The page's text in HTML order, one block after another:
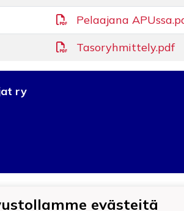
Pelaajana
Tasoryhmittely.pdf
ry
evästeitä